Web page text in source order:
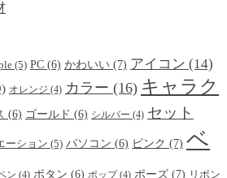
(5) PC (6) かわいい (7) アイコン (14)
オレンジ (4) カラー (16) キャラク
(6) ゴールド (6) シルバー (4) セット
ーション (5) パソコン (6) ピンク (7) ベ
ン (4) ボタン (6) ポップ(4) ポーズ (7) リボン